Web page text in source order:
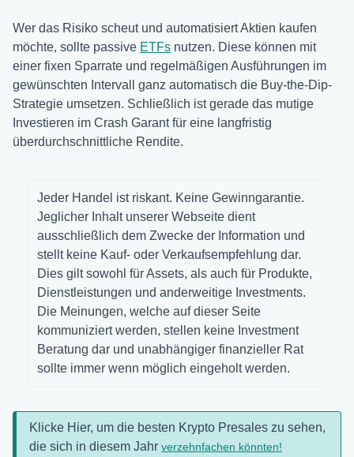
Wer das Risiko scheut und automatisiert Aktien kaufen
möchte, sollte passive ETFs nutzen. Diese können mit
einer fixen Sparrate und regelmäßigen Ausführungen im
gewünschten Intervall ganz automatisch die Buy-the-Dip-
Strategie umsetzen. Schließlich ist gerade das mutige
Investieren im Crash Garant für eine langfristig
überdurchschnittliche Rendite.
Jeder Handel ist riskant. Keine Gewinngarantie.
Jeglicher Inhalt unserer Webseite dient
ausschließlich dem Zwecke der Information und
stellt keine Kauf- oder Verkaufsempfehlung dar.
Dies gilt sowohl für Assets, als auch für Produkte,
Dienstleistungen und anderweitige Investments.
Die Meinungen, welche auf dieser Seite
kommuniziert werden, stellen keine Investment
Beratung dar und unabhängiger finanzieller Rat
sollte immer wenn möglich eingeholt werden.
Klicke Hier, um die besten Krypto Presales zu sehen,
die sich in diesem Jahr verzehnfachen könnten!